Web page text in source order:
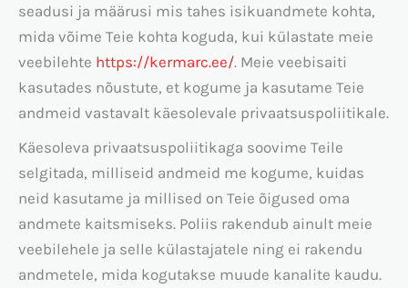
seadusi ja määrusi mis tahes isikuandmete kohta,
mida võime Teie kohta koguda, kui külastate meie
veebilehte https://kermarc.ee/. Meie veebisaiti
kasutades nõustute, et kogume ja kasutame Teie
andmeid vastavalt käesolevale privaatsuspoliitikale.
Käesoleva privaatsuspoliitikaga soovime Teile
selgitada, milliseid andmeid me kogume, kuidas
neid kasutame ja millised on Teie õigused oma
andmete kaitsmiseks. Poliis rakendub ainult meie
veebilehele ja selle külastajatele ning ei rakendu
andmetele, mida kogutakse muude kanalite kaudu.